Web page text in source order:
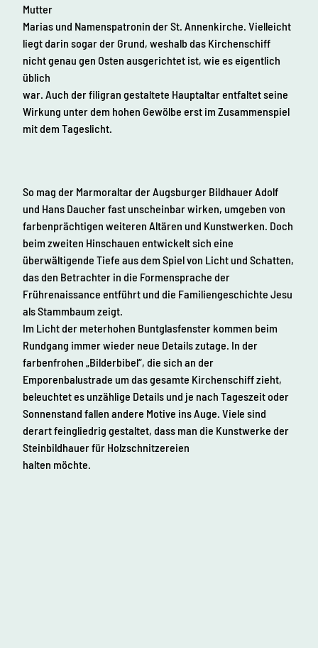
Mutter
Marias und Namenspatronin der St. Annenkirche. Vielleicht
liegt darin sogar der Grund, weshalb das Kirchenschiff
nicht genau gen Osten ausgerichtet ist, wie es eigentlich
üblich
war. Auch der filigran gestaltete Hauptaltar entfaltet seine
Wirkung unter dem hohen Gewölbe erst im Zusammenspiel
mit dem Tageslicht.
So mag der Marmoraltar der Augsburger Bildhauer Adolf
und Hans Daucher fast unscheinbar wirken, umgeben von
farbenprächtigen weiteren Altären und Kunstwerken. Doch
beim zweiten Hinschauen entwickelt sich eine
überwältigende Tiefe aus dem Spiel von Licht und Schatten,
das den Betrachter in die Formensprache der
Frührenaissance entführt und die Familiengeschichte Jesu
als Stammbaum zeigt.
Im Licht der meterhohen Buntglasfenster kommen beim
Rundgang immer wieder neue Details zutage. In der
farbenfrohen „Bilderbibel“, die sich an der
Emporenbalustrade um das gesamte Kirchenschiff zieht,
beleuchtet es unzählige Details und je nach Tageszeit oder
Sonnenstand fallen andere Motive ins Auge. Viele sind
derart feingliedrig gestaltet, dass man die Kunstwerke der
Steinbildhauer für Holzschnitzereien
halten möchte.